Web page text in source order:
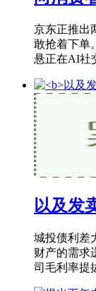
京东正推出
敢抢着下单
悬正在AI社
以及发
城投债利差
财产的需求
司毛利率提